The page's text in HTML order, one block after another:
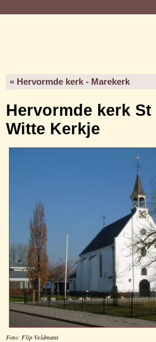
« Hervormde kerk - Marekerk
Hervormde kerk
Witte Kerkje
Foto: Flip Veldmans